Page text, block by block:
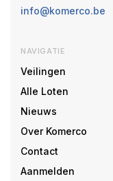
info@komerco.be
NAVIGATIE
Veilingen
Alle Loten
Nieuws
Over Komerco
Contact
Aanmelden